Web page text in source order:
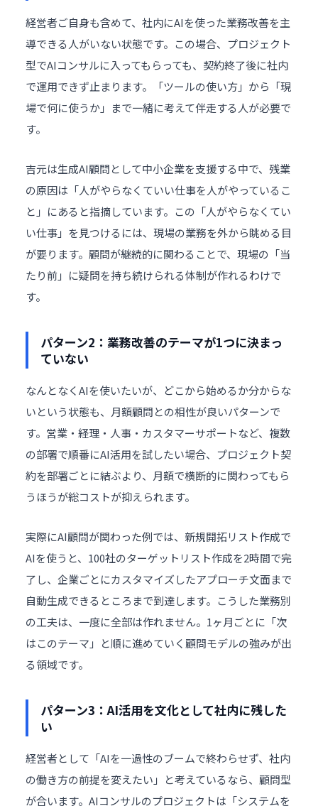
経営者ご自身も含めて、社内にAIを使った業務改善を主
導できる人がいない状態です。この場合、プロジェクト
型でAIコンサルに入ってもらっても、契約終了後に社内
で運用できず止まります。「ツールの使い方」から「現
場で何に使うか」まで一緒に考えて伴走する人が必要で
す。
吉元は生成AI顧問として中小企業を支援する中で、残業
の原因は「人がやらなくていい仕事を人がやっているこ
と」にあると指摘しています。この「人がやらなくてい
い仕事」を見つけるには、現場の業務を外から眺める目
が要ります。顧問が継続的に関わることで、現場の「当
たり前」に疑問を持ち続けられる体制が作れるわけで
す。
パターン2：業務改善のテーマが1つに決まっ
ていない
なんとなくAIを使いたいが、どこから始めるか分からな
いという状態も、月額顧問との相性が良いパターンで
す。営業・経理・人事・ カスタマーサポートなど、複数
の部署で順番にAI活用を試したい場合、プロジェクト契
約を部署ごとに結ぶより、月額で横断的に関わってもら
うほうが総コストが抑えられます。
実際にAI顧問が関わった例では、新規開拓リスト作成で
AIを使うと、100社のターゲットリスト作成を2時間で完
了し、企業ごとにカスタマイズしたアプローチ文面まで
自動生成できるところまで到達します。こうした業務別
の工夫は、一度に全部は作れません。1ヶ月ごとに「次
はこのテーマ」と順に進めていく顧問モデルの強みが出
る領域です。
パターン3：AI活用を文化として社内に残した
い
経営者として「AIを一過性のブームで終わらせず、社内
の働き方の前提を変えたい」と考えているなら、顧問型
が合います。AIコンサルのプロジェクトは「システムを